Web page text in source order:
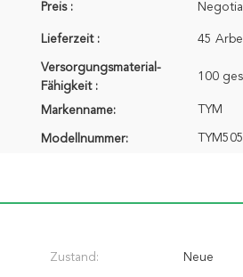
Preis :
Lieferzeit : 45
Versorgungsmaterial-
Fähigkeit :
100
Markenname: TYM
Modellnummer:
Zustand: Neue